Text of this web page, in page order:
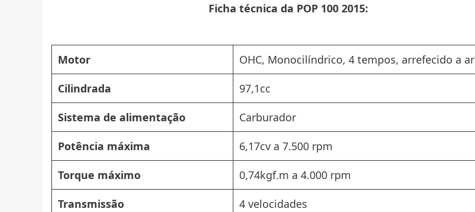
Ficha técnica da POP 100 2015:
Motor OHC, Monocilíndrico, 4 tempos, arrefecido a ar
Cilindrada 97,1cc
Sistema de alimentação Carburador
Potência máxima 6,17cv a 7.500 rpm
Torque máximo 0,74kgf.m a 4.000 rpm
Transmissão 4 velocidades